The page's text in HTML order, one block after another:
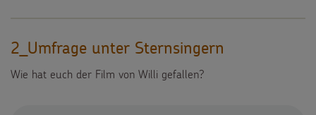
2_Umfrage unter Sternsingern
Wie hat euch der Film von Willi gefallen?